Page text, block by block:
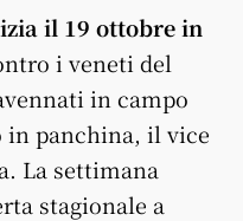
il 19 ottobre in
i veneti del
in campo
in panchina, il vice
La settimana
stagionale a